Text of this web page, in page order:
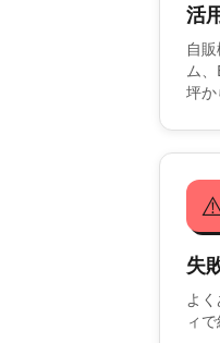
活
自
ム
坪か
失
よ
ィで